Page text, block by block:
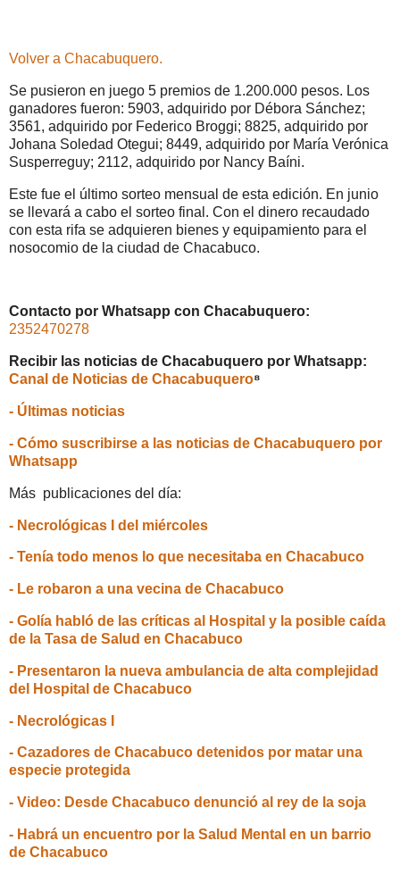
Volver a Chacabuquero.
Se pusieron en juego 5 premios de 1.200.000 pesos. Los
ganadores fueron: 5903, adquirido por Débora Sánchez;
3561, adquirido por Federico Broggi; 8825, adquirido por
Johana Soledad Otegui; 8449, adquirido por María Verónica
Susperreguy; 2112, adquirido por Nancy Baíni.
Este fue el último sorteo mensual de esta edición. En junio
se llevará a cabo el sorteo final. Con el dinero recaudado
con esta rifa se adquieren bienes y equipamiento para el
nosocomio de la ciudad de Chacabuco.
Contacto por Whatsapp con Chacabuquero:
2352470278
Recibir las noticias de Chacabuquero por Whatsapp:
Canal de Noticias de Chacabuquero⁸
- Últimas noticias
- Cómo suscribirse a las noticias de Chacabuquero por
Whatsapp
Más publicaciones del día:
- Necrológicas I del miércoles
- Tenía todo menos lo que necesitaba en Chacabuco
- Le robaron a una vecina de Chacabuco
- Golía habló de las críticas al Hospital y la posible caída
de la Tasa de Salud en Chacabuco
- Presentaron la nueva ambulancia de alta complejidad
del Hospital de Chacabuco
- Necrológicas I
- Cazadores de Chacabuco detenidos por matar una
especie protegida
- Video: Desde Chacabuco denunció al rey de la soja
- Habrá un encuentro por la Salud Mental en un barrio
de Chacabuco